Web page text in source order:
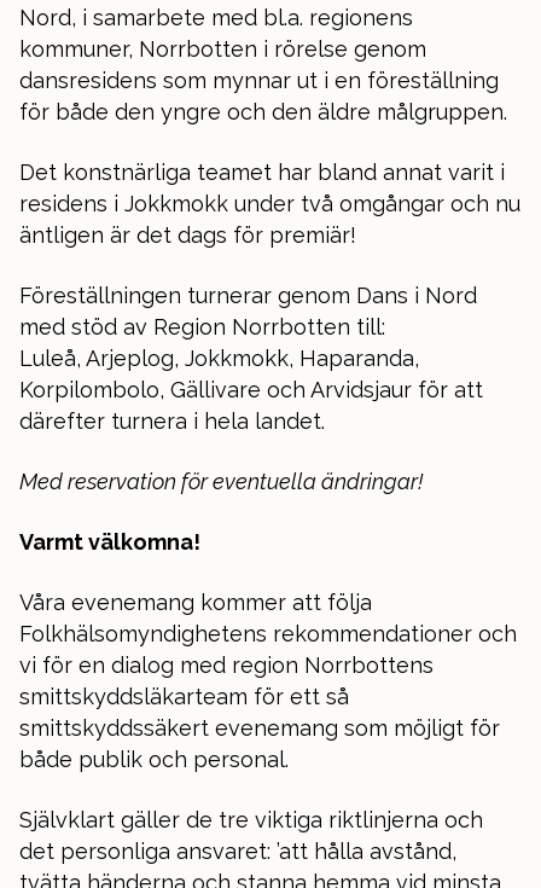
Nord, i samarbete med bl.a. regionens
kommuner, Norrbotten i rörelse genom
dansresidens som mynnar ut i en föreställning
för både den yngre och den äldre målgruppen.
Det konstnärliga teamet har bland annat varit i
residens i Jokkmokk under två omgångar och nu
äntligen är det dags för premiär!
Föreställningen turnerar genom Dans i Nord
med stöd av Region Norrbotten till:
Luleå, Arjeplog, Jokkmokk, Haparanda,
Korpilombolo, Gällivare och Arvidsjaur för att
därefter turnera i hela landet.
Med reservation för eventuella ändringar!
Varmt välkomna!
Våra evenemang kommer att följa
Folkhälsomyndighetens rekommendationer och
vi för en dialog med region Norrbottens
smittskyddsläkarteam för ett så
smittskyddssäkert evenemang som möjligt för
både publik och personal.
Självklart gäller de tre viktiga riktlinjerna och
det personliga ansvaret: ’att hålla avstånd,
tvätta händerna och stanna hemma vid minsta